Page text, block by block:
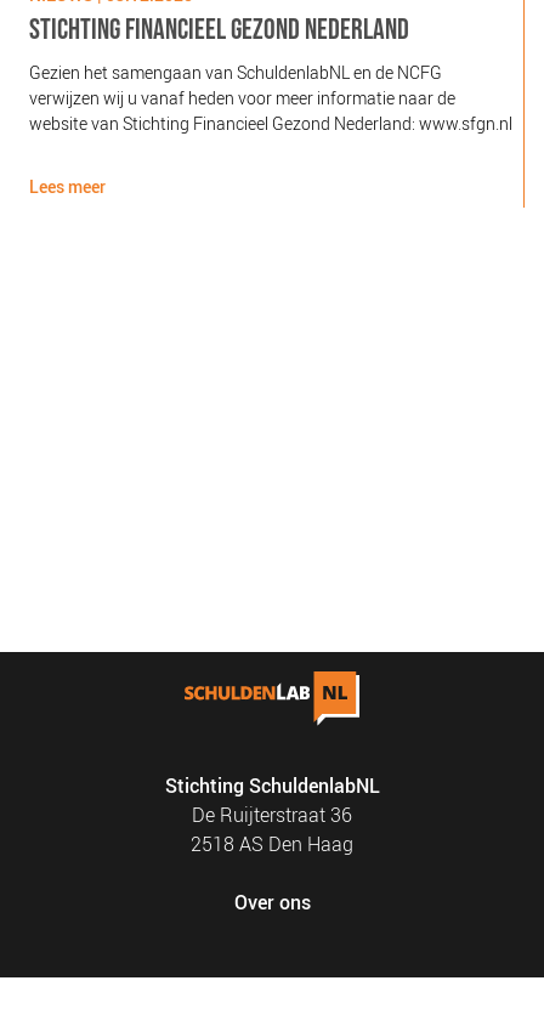
STICHTING FINANCIEEL GEZOND NEDERLAND
Gezien het samengaan van SchuldenlabNL en de NCFG
verwijzen wij u vanaf heden voor meer informatie naar de
website van Stichting Financieel Gezond Nederland: www.sfgn.nl
Lees meer
Stichting SchuldenlabNL
De Ruijterstraat 36
2518 AS Den Haag
Over ons